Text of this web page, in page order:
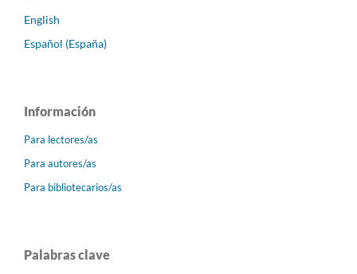
English
Español (España)
Información
Para lectores/as
Para autores/as
Para bibliotecarios/as
Palabras clave